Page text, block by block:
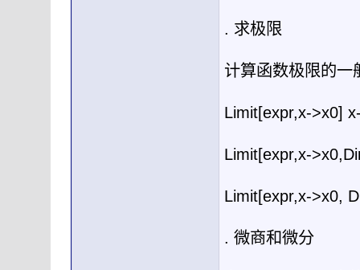
. 求极限
计算函数极限的一
Limit[expr,x->x0]
Limit[expr,x-
Limit[expr,x->x0,
. 微商和微分